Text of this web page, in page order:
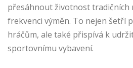
přesáhnout životnost tradičních
frekvenci výměn. To nejen šetří
hráčům, ale také přispívá k
sportovnímu vybavení.